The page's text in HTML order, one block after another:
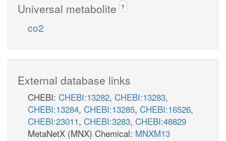
Universal metabolite ?
co2
External database links
CHEBI: CHEBI:13282, CHEBI:13283,
CHEBI:13284, CHEBI:13285, CHEBI:16526,
CHEBI:23011, CHEBI:3283, CHEBI:48829
MetaNetX (MNX) Chemical: MNXM13